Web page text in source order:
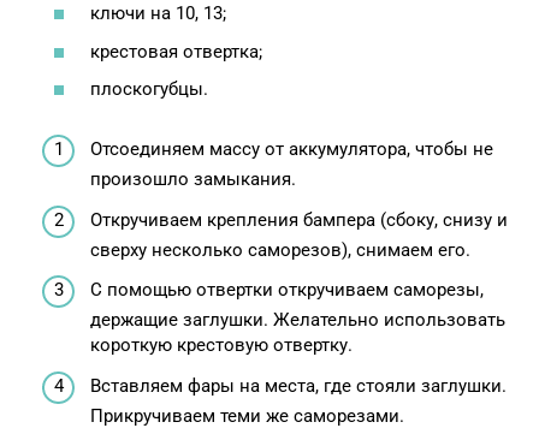
ключи на 10, 13;
крестовая отвертка;
плоскогубцы.
Отсоединяем массу от аккумулятора, чтобы не
произошло замыкания.
Откручиваем крепления бампера (сбоку, снизу и
сверху несколько саморезов), снимаем его.
С помощью отвертки откручиваем саморезы,
держащие заглушки. Желательно использовать
короткую крестовую отвертку.
Вставляем фары на места, где стояли заглушки.
Прикручиваем теми же саморезами.